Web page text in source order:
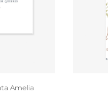
Amelia